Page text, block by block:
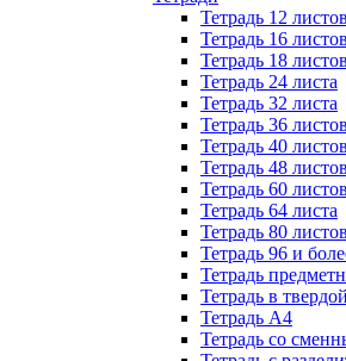
Тетрадь 12 листов
Тетрадь 16 листов
Тетрадь 18 листов
Тетрадь 24 листа
Тетрадь 32 листа
Тетрадь 36 листов
Тетрадь 40 листов
Тетрадь 48 листов
Тетрадь 60 листов
Тетрадь 64 листа
Тетрадь 80 листов
Тетрадь 96 и
Тетрадь
Тетрадь в
Тетрадь А4
Тетрадь со